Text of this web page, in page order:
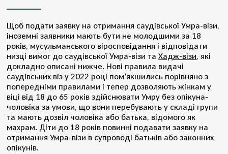
Щоб подати заявку на отримання саудівської Умра-візи,
іноземні заявники мають бути не молодшими за 18
років, мусульманського віросповідання і відповідати
низці вимог до саудівської Умра-візи таХадж-візи, які
докладно описані нижче. Нові правила видачі
саудівських віз у 2022 році пом’якшились порівняно з
попередніми правилами і тепер дозволяють жінкам у
віці від 18 до 65 років здійснювати Умру без опікуна-
чоловіка за умови, що вони перебувають у складі групи
та мають дозвіл чоловіка або батька, відомого як
махрам. Діти до 18 років повинні подавати заявку на
отримання Умра-візи в супроводі батьків або законних
опікунів.